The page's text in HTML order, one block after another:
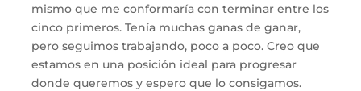
mismo que me conformaría con terminar entre los
cinco primeros. Tenía muchas ganas de ganar,
pero seguimos trabajando, poco a poco. Creo que
estamos en una posición ideal para progresar
donde queremos y espero que lo consigamos.